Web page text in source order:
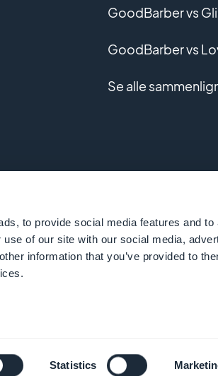
to provide social media features and to
of our site with our social media,
information that you’ve provided to
Statistics
apps
GoodBarber vs
GoodBarber vs
Se alle